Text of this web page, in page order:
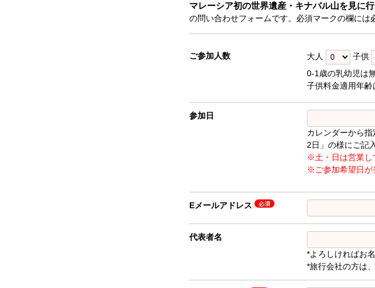
マレーシア初の世界遺産・キナバル山を見に
の問い合わせフォームです。必須マークの欄には
ご参加人数 大人 子供
0-1歳の乳幼児は
子供料金適用年齢
参加日
カレンダーから
2日」の様にご記
※土・日は営業し
※ご参加希望日が
Eメールアドレス
代表者名
*よろしければお
*旅行会社の方は